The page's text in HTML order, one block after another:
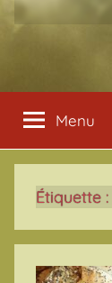
Menu
Étiquette :